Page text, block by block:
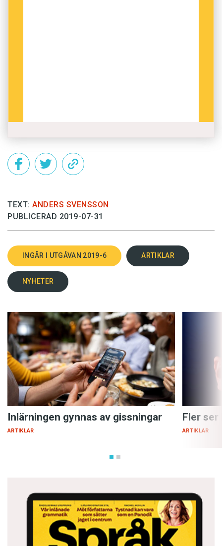
TEXT: ANDERS SVENSSON
PUBLICERAD 2019-07-31
INGÅR I UTGÅVAN 2019-6 ARTIKLAR
NYHETER
Inlärningen gynnas av gissningar
ARTIKLAR
Fler
ARTIKLAR